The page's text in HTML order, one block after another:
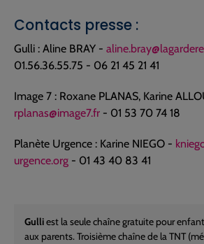
Contacts presse :
Gulli : Aline BRAY -
01.56.36.55.75 - 06 21 45 21 41
Image 7 : Roxane PLANAS, Karine
rplanas@image7.fr - 01 53 70 74 18
Planète Urgence : Karine NIEGO -
urgence.org - 01 43 40 83 41
Gulliest la seule chaîne gratuite pour
aux parents. Troisième chaîne de la TNT